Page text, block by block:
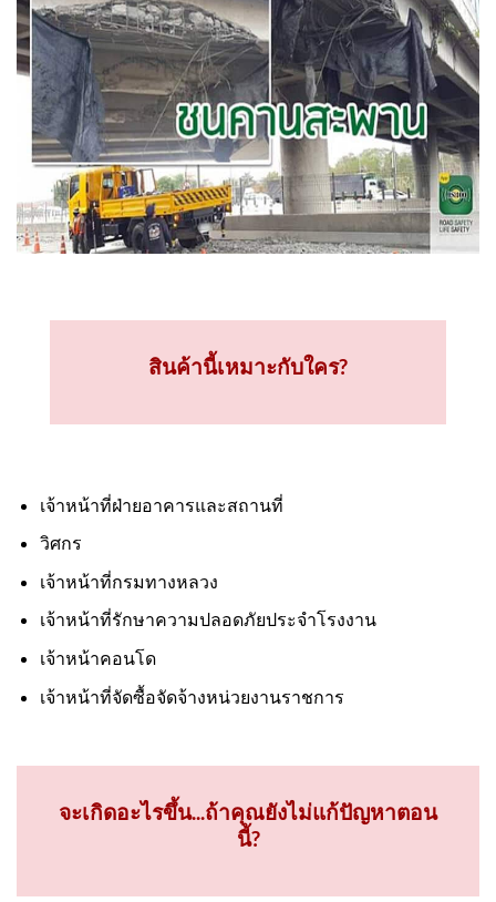
สินค้านี้เหมาะกับใคร?
เจ้าหน้าที่ฝ่ายอาคารและสถานที่
วิศกร
เจ้าหน้าที่กรมทางหลวง
เจ้าหน้าที่รักษาความปลอดภัยประจำโรงงาน
เจ้าหน้าคอนโด
เจ้าหน้าที่จัดซื้อจัดจ้างหน่วยงานราชการ
จะเกิดอะไรขึ้น...ถ้าคุณยังไม่แก้ปัญหาตอน
นี้?